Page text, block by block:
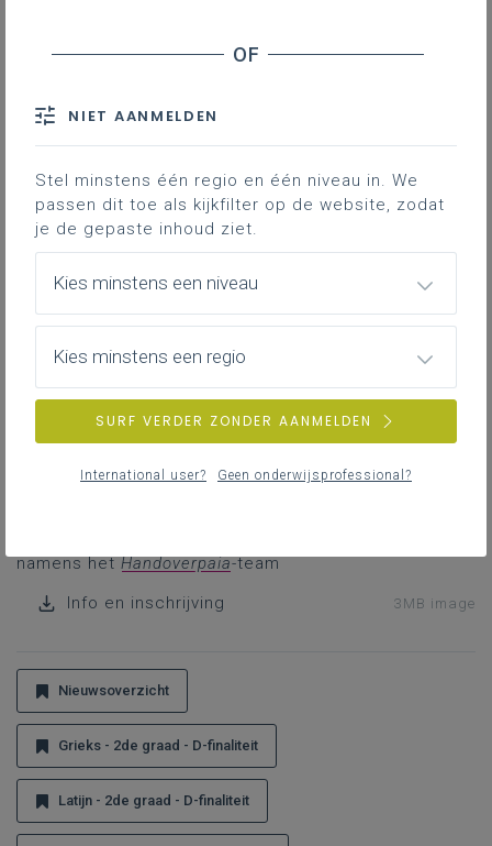
Beste leerkrachten (in Antwerpen en ver daarbuiten)
We organiseren aansluitend op de geweldige Dag van
de Klassieke Talen in Antwerpen (4 maart 2026, 8u30-
Griekse lofzangen op Antwerpen in de leeszaal van
Museum Plantin-Moretus (14u-17u). De namiddag
2026) van
Handoverpaia: een ode aan Antwerpen in het
je de teksten ook in de originele publicaties uit de
zestiende eeuw lezen.
Meer informatie, ook over inschrijven, in devisual. Let
wel: de plaatsen zijn beperkt!
Hopelijk tot dan,
namens hetHandoverpaia-team
Info en inschrijving
3MB image
Nieuwsoverzicht
Grieks - 2de graad - D-finaliteit
Latijn - 2de graad - D-finaliteit
NIET AANMELDEN
Stel minstens één regio en één niveau in. We
passen dit toe als kijkfilter op de website, zodat
je de gepaste inhoud ziet.
Kies minstens een niveau
Kies minstens een regio
SURF VERDER ZONDER AANMELDEN
International user? Geen onderwijsprofessional?